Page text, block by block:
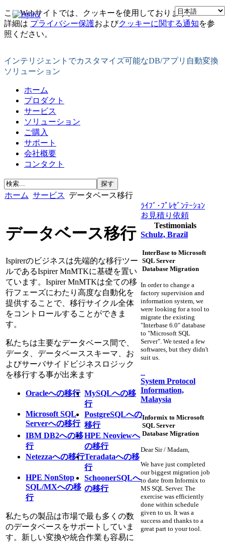
このWebサイトでは、クッキーを使用しております。
詳細は プライバシー保護およびクッキーに関する通知を参
照ください。
インテリジェントでカスタマイズ可能なDB/アプリ自動変換
ソリューション
ホーム
プロダクト
サービス
ソリューション
ご購入
サポート
会社概要
コンタクト
ホーム サービス データベース移行
データベース移行
Ispirerのビジネスは先端的な移行ツー
ルであるIspirer MnMTKに基礎を置い
ています。Ispirer MnMTKは全ての移
行フェーズにわたり高度な自動化を
提供することで、移行サイクル全体
をコントロールすることができま
す。
私たちは主要なデータベース間で、
データ、データベーススキーマ、お
よびサーバサイドビジネスロジック
を移行する事が出来ます
Oracleへの移行 MySQLへの移
行
Microsoft SQL
Serverへの移行
PostgreSQLへの
移行
IBM DB2への移
行
HPE Neoviewへ
の移行
Netezzaへの移行Teradataへの移
行
HPE NonStop
SQL/MXへの移
行
SchoonerSQLへ
の移行
私たちの製品は市場で最も多くの数
のデータベースをサポートしていま
す。新しい変換や統合作業も容易に
ﾗｲﾌﾞ･ﾌﾟﾚｾﾞﾝﾃｰｼｮﾝ
お見積り依頼
Testimonials
Schulz, Brazil
InterBase to Microsoft
SQL Server
Database Migration
In order to change a
factory supervision and
information system, we
were looking for a tool to
migrate the existing
"Interbase 6.0" database
to "Microsoft SQL
Server". We tested a few
softwares, but they didn't
suit us.
System Protocol
Information,
Malaysia
Informix to Microsoft
SQL Server
Database Migration
Dear Sir / Madam,
We have just completed
our biggest migration job
to date from Informix to
MS SQL Server. The
exercise was efficiently
done within schedule
given to us. It was a
success and thanks to a
great part to your tool.